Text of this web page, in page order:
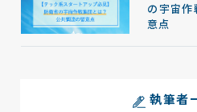
の宇宙作
意点
執筆者